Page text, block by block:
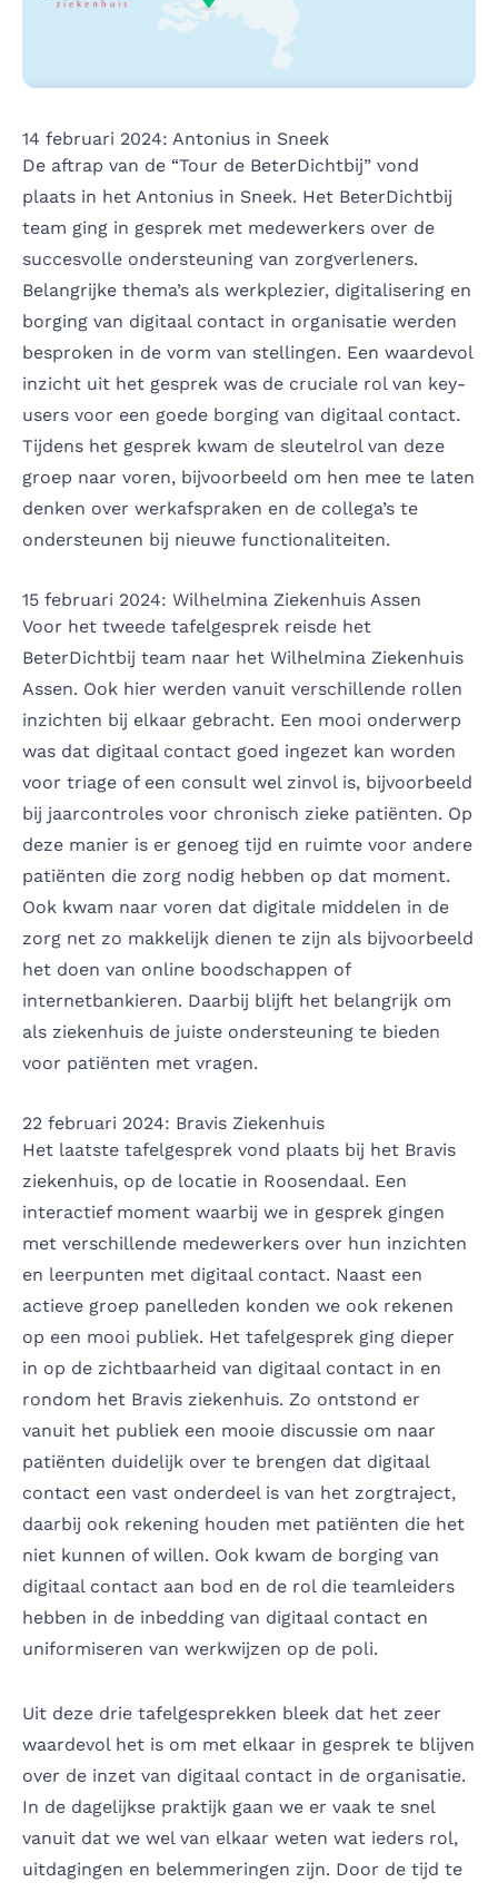
14 februari 2024: Antonius in Sneek
De aftrap van de “Tour de BeterDichtbij” vond
plaats in het Antonius in Sneek. Het BeterDichtbij
team ging in gesprek met medewerkers over de
succesvolle ondersteuning van zorgverleners.
Belangrijke thema’s als werkplezier, digitalisering en
borging van digitaal contact in organisatie werden
besproken in de vorm van stellingen. Een waardevol
inzicht uit het gesprek was de cruciale rol van key-
users voor een goede borging van digitaal contact.
Tijdens het gesprek kwam de sleutelrol van deze
groep naar voren, bijvoorbeeld om hen mee te laten
denken over werkafspraken en de collega’s te
ondersteunen bij nieuwe functionaliteiten.
15 februari 2024: Wilhelmina Ziekenhuis Assen
Voor het tweede tafelgesprek reisde het
BeterDichtbij team naar het Wilhelmina Ziekenhuis
Assen. Ook hier werden vanuit verschillende rollen
inzichten bij elkaar gebracht. Een mooi onderwerp
was dat digitaal contact goed ingezet kan worden
voor triage of een consult wel zinvol is, bijvoorbeeld
bij jaarcontroles voor chronisch zieke patiënten. Op
deze manier is er genoeg tijd en ruimte voor andere
patiënten die zorg nodig hebben op dat moment.
Ook kwam naar voren dat digitale middelen in de
zorg net zo makkelijk dienen te zijn als bijvoorbeeld
het doen van online boodschappen of
internetbankieren. Daarbij blijft het belangrijk om
als ziekenhuis de juiste ondersteuning te bieden
voor patiënten met vragen.
22 februari 2024: Bravis Ziekenhuis
Het laatste tafelgesprek vond plaats bij het Bravis
ziekenhuis, op de locatie in Roosendaal. Een
interactief moment waarbij we in gesprek gingen
met verschillende medewerkers over hun inzichten
en leerpunten met digitaal contact. Naast een
actieve groep panelleden konden we ook rekenen
op een mooi publiek. Het tafelgesprek ging dieper
in op de zichtbaarheid van digitaal contact in en
rondom het Bravis ziekenhuis. Zo ontstond er
vanuit het publiek een mooie discussie om naar
patiënten duidelijk over te brengen dat digitaal
contact een vast onderdeel is van het zorgtraject,
daarbij ook rekening houden met patiënten die het
niet kunnen of willen. Ook kwam de borging van
digitaal contact aan bod en de rol die teamleiders
hebben in de inbedding van digitaal contact en
uniformiseren van werkwijzen op de poli.
Uit deze drie tafelgesprekken bleek dat het zeer
waardevol het is om met elkaar in gesprek te blijven
over de inzet van digitaal contact in de organisatie.
In de dagelijkse praktijk gaan we er vaak te snel
vanuit dat we wel van elkaar weten wat ieders rol,
uitdagingen en belemmeringen zijn. Door de tijd te